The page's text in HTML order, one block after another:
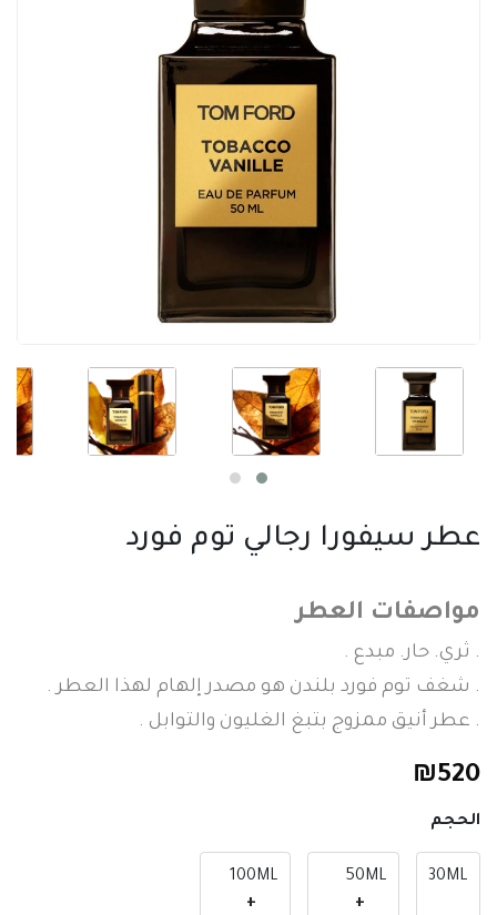
عطر سيفورا رجالي توم فورد
مواصفات العطر
. ثري. حار. مبدع .
. شغف توم فورد بلندن هو مصدر إلهام لهذا العطر .
. عطر أنيق ممزوج بتبغ الغليون والتوابل .
₪520
الحجم
30ML
50ML
+
100ML
+